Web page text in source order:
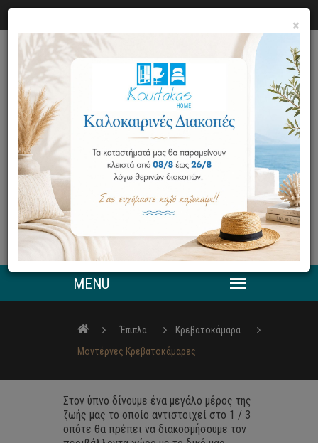
Έπιπλα
Κρεβατοκάμαρα
Μοντέρνες Κρεβατοκάμαρες
Στον ύπνο δίνουμε ένα μεγάλο μέρος της
ζωής μας το οποίο αντιστοιχεί στο 1 / 3
οπότε θα πρέπει να διακοσμήσουμε τον
×